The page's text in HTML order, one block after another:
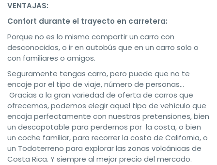
VENTAJAS:
Confort durante el trayecto en carretera:
Porque no es lo mismo compartir un carro con
desconocidos, o ir en autobús que en un carro solo o
con familiares o amigos.
Seguramente tengas carro, pero puede que no te
encaje por el tipo de viaje, número de personas…
Gracias a la gran variedad de oferta de carros que
ofrecemos, podemos elegir aquel tipo de vehículo que
encaja perfectamente con nuestras pretensiones, bien
un descapotable para perdernos por la costa, o bien
un coche familiar, para recorrer la costa de California, o
un Todoterreno para explorar las zonas volcánicas de
Costa Rica. Y siempre al mejor precio del mercado.